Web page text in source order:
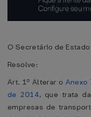
O Secretário de
Resolve:
Art. 1º Alterar o Anexo
de 2014, que trata
empresas de